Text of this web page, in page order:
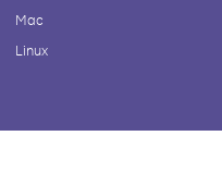
Mac
Linux